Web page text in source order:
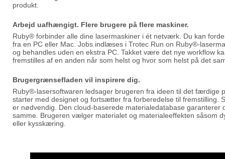
produkt.
Arbejd uafhængigt. Flere brugere på flere maskiner.
Ruby® forbinder alle dine lasermaskiner i ét netværk. Du kan
fra en PC eller Mac. Jobs indlæses i Trotec Run on Ruby®-
og behandles uden en ekstra PC. Takket være det nye workflow
fremstilles af en anden når som helst og hvor som helst på det
Brugergrænsefladen vil inspirere dig.
Ruby®-lasersoftwaren ledsager brugeren fra ideen til det færdige
starter med designet og fortsætter fra forberedelse til fremstilling.
er nødvendig. Den cloud-baserede materialedatabase garanterer
samme. Brugeren vælger materialet og materialeeffekten såsom
eller kysskæring.